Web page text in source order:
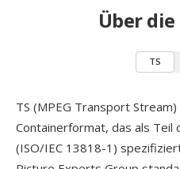
Über
TS
TS (MPEG Transport
Containerformat, das als Teil
(ISO/IEC 13818-1)